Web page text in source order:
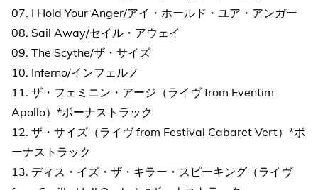
07. I Hold Your Anger/アイ・ホールド・ユア・アンガー
08. Sail Away/セイル・アウェイ
09. The Scythe/ザ・サイズ
10. Inferno/インフェルノ
11. ザ・フェミニン・アージ（ライヴ from Eventim
Apollo）*ボーナストラック
12. ザ・サイズ（ライヴ from Festival Cabaret Vert）*ボ
ーナストラック
13. ディス・イズ・ザ・キラー・スピーキング（ライヴ